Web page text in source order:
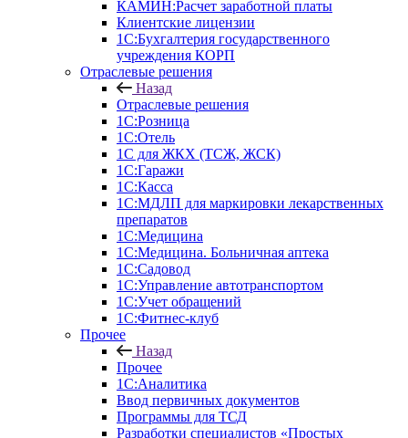
КАМИН:Расчет заработной платы
Клиентские лицензии
1С:Бухгалтерия государственного
учреждения КОРП
Отраслевые решения
Назад
Отраслевые решения
1С:Розница
1С:Отель
1С для ЖКХ (ТСЖ, ЖСК)
1С:Гаражи
1С:Касса
1С:МДЛП для маркировки лекарственных
препаратов
1С:Медицина
1С:Медицина. Больничная аптека
1С:Садовод
1С:Управление автотранспортом
1С:Учет обращений
1С:Фитнес-клуб
Прочее
Назад
Прочее
1С:Аналитика
Ввод первичных документов
Программы для ТСД
Разработки специалистов «Простых